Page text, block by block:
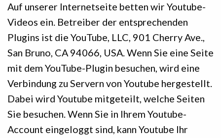
Auf unserer Internetseite betten wir Youtube-
Videos ein. Betreiber der entsprechenden
Plugins ist die YouTube, LLC, 901 Cherry Ave.,
San Bruno, CA 94066, USA. Wenn Sie eine Seite
mit dem YouTube-Plugin besuchen, wird eine
Verbindung zu Servern von Youtube hergestellt.
Dabei wird Youtube mitgeteilt, welche Seiten
Sie besuchen. Wenn Sie in Ihrem Youtube-
Account eingeloggt sind, kann Youtube Ihr